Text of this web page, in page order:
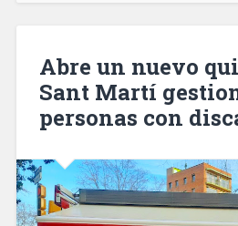
a
las
empresas
en
riesgo
el
Abre un nuevo
Sant Martí
personas con